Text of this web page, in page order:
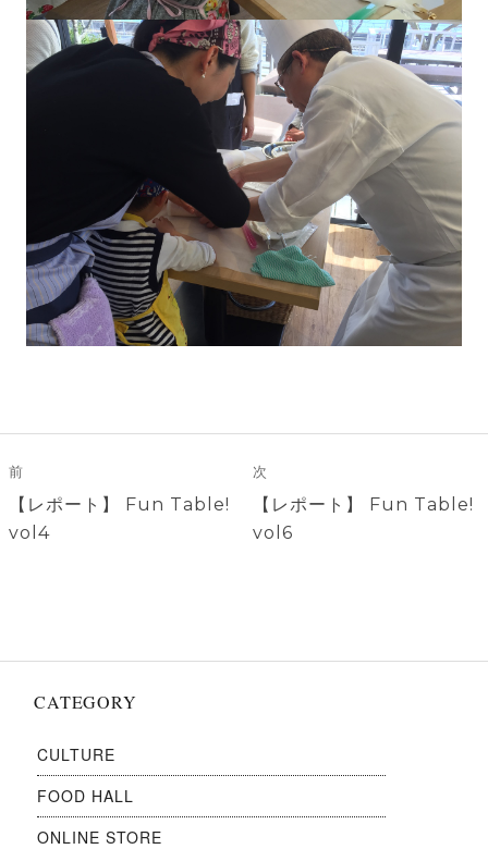
稿
ナ
ビ
ョ
前
前
の
【レポート】 Fun Table!
vol4
次
次
の
【レポート】 Fun Table!
vol6
CATEGORY
CULTURE
FOOD HALL
ONLINE STORE